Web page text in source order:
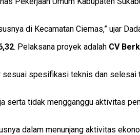
di Kecamatan Ciemas,” ujar
. Pelaksana proyek adalah CV
sesuai spesifikasi teknis dan selesai
serta tidak mengganggu aktivitas
dalam menunjang aktivitas